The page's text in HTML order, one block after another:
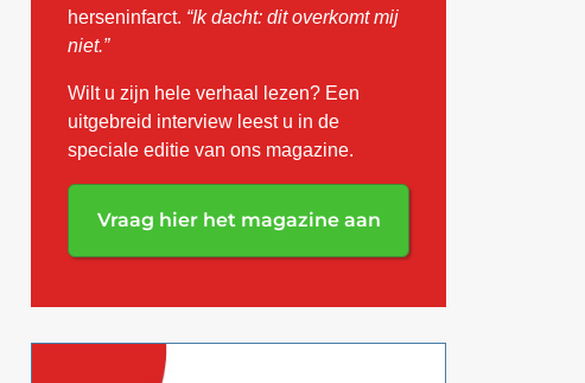
herseninfarct. “Ik dacht: dit overkomt mij
niet.”
Wilt u zijn hele verhaal lezen? Een
uitgebreid interview leest u in de
speciale editie van ons magazine.
Vraag hier het magazine aan